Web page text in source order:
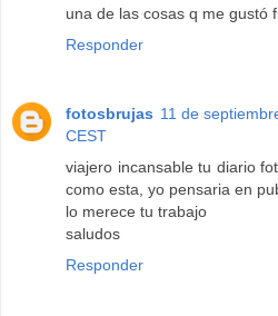
una de las cosas q me gustó
Responder
fotosbrujas 11 de
CEST
viajero incansable tu diario
como esta, yo pensaria en
lo merece tu trabajo
saludos
Responder